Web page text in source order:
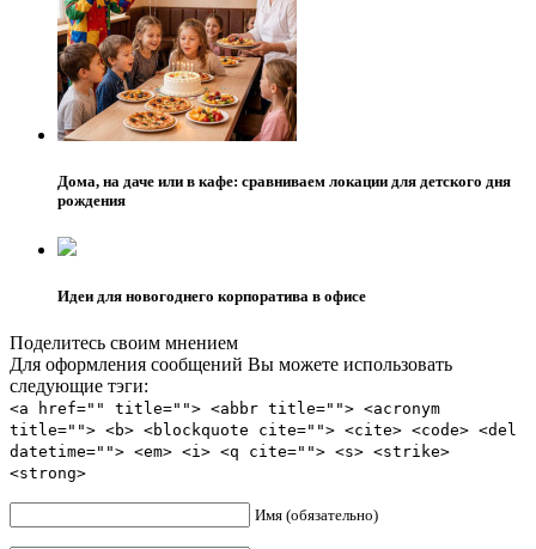
Дома, на даче или в кафе: сравниваем локации для детского дня
рождения
Идеи для новогоднего корпоратива в офисе
Поделитесь своим мнением
Для оформления сообщений Вы можете использовать
следующие тэги:
<a href="" title=""> <abbr title=""> <acronym
title=""> <b> <blockquote cite=""> <cite> <code> <del
datetime=""> <em> <i> <q cite=""> <s> <strike>
<strong>
Имя (обязательно)